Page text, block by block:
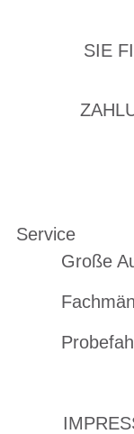
SIE
Service
Große